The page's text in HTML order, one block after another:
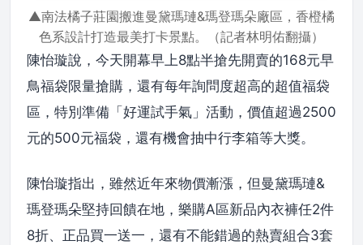
▲南法橘子莊園搬進曼黛瑪璉&瑪登瑪朵廠區，香橙橘
色系設計打造最美打卡景點。（記者林明佑翻攝）
陳怡璇說，今天開幕早上8點半搶先開賣的168元早
鳥福袋限量搶購，還有每年詢問度超高的超值福袋
區，特別準備「好運試手氣」活動，價值超過2500
元的500元福袋，還有機會抽中行李箱等大獎。
陳怡璇指出，雖然近年來物價漸漲，但曼黛瑪璉&
瑪登瑪朵堅持回饋在地，樂購A區新品內衣褲任2件
8折、正品買一送一，還有不能錯過的熱賣組合3套